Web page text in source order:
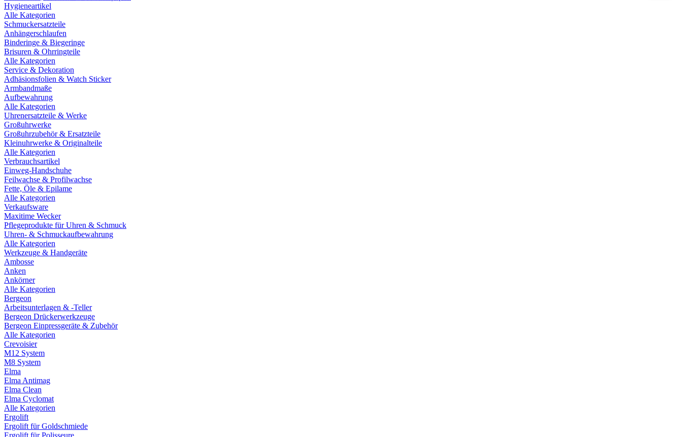
Hygieneartikel
Alle Kategorien
Schmuckersatzteile
Anhängerschlaufen
Binderinge & Biegeringe
Brisuren & Ohrringteile
Alle Kategorien
Service & Dekoration
Adhäsionsfolien & Watch Sticker
Armbandmaße
Aufbewahrung
Alle Kategorien
Uhrenersatzteile & Werke
Großuhrwerke
Großuhrzubehör & Ersatzteile
Kleinuhrwerke & Originalteile
Alle Kategorien
Verbrauchsartikel
Einweg-Handschuhe
Feilwachse & Profilwachse
Fette, Öle & Epilame
Alle Kategorien
Verkaufsware
Maxitime Wecker
Pflegeprodukte für Uhren & Schmuck
Uhren- & Schmuckaufbewahrung
Alle Kategorien
Werkzeuge & Handgeräte
Ambosse
Anken
Ankörner
Alle Kategorien
Bergeon
Arbeitsunterlagen & -Teller
Bergeon Drückerwerkzeuge
Bergeon Einpressgeräte & Zubehör
Alle Kategorien
Crevoisier
M12 System
M8 System
Elma
Elma Antimag
Elma Clean
Elma Cyclomat
Alle Kategorien
Ergolift
Ergolift für Goldschmiede
Ergolift für Polisseure